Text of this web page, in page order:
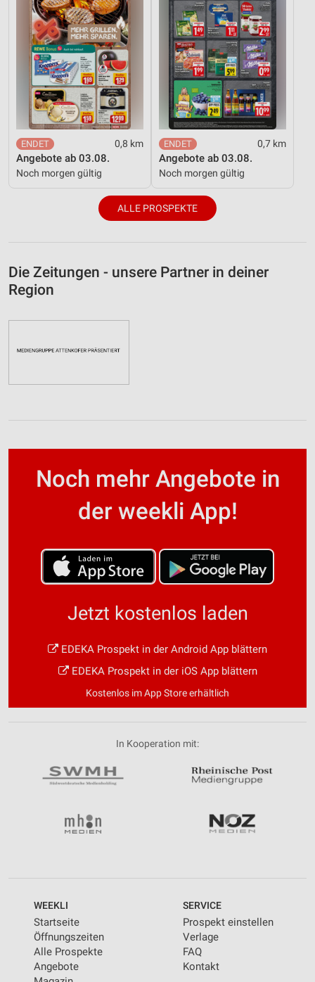
0,8 km
Angebote ab 03.08.
Noch morgen gültig
0,7 km
Angebote ab 03.08.
Noch morgen gültig
ALLE PROSPEKTE
Die Zeitungen - unsere Partner in deiner
Region
Noch mehr Angebote in
der weekli App!
Jetzt kostenlos laden
EDEKA Prospekt in der Android App blättern
EDEKA Prospekt in der iOS App blättern
Kostenlos im App Store erhältlich
In Kooperation mit:
WEEKLI
Startseite
Öffnungszeiten
Alle Prospekte
Angebote
SERVICE
Prospekt einstellen
Verlage
FAQ
Kontakt